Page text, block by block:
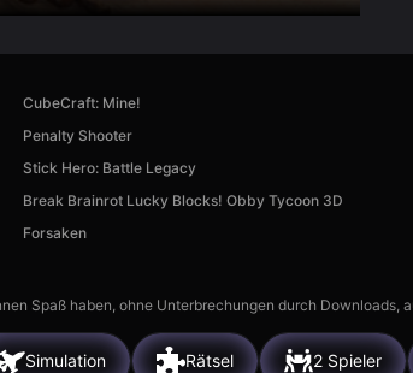
CubeCraft: Mine!
Penalty Shooter
Stick Hero: Battle Legacy
Break Brainrot Lucky Blocks! Obby Tycoon 3D
Forsaken
Spaß haben, ohne Unterbrechungen durch
Simulation Rätsel 2 Spieler